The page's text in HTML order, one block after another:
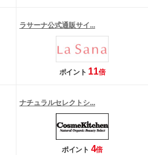
ラサーナ公式通販サイ...
ポイント 11倍
ナチュラルセレクトシ...
ポイント 4倍